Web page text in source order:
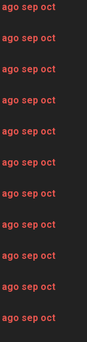
ago sep oct
ago sep oct
ago sep oct
ago sep oct
ago sep oct
ago sep oct
ago sep oct
ago sep oct
ago sep oct
ago sep oct
ago sep oct